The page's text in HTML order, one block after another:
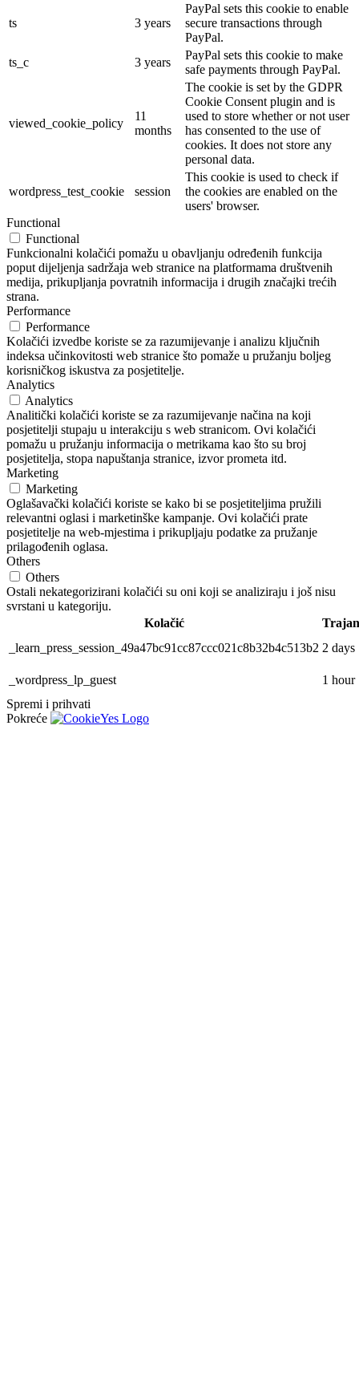
ts 3 years
PayPal sets this cookie to enable
secure transactions through
PayPal.
ts_c
3 years
PayPal sets this cookie to make
safe payments through PayPal.
viewed_cookie_policy
11
months
The cookie is set by the GDPR
Cookie Consent plugin and is
used to store whether or not user
has consented to the use of
cookies. It does not store any
personal data.
wordpress_test_cookie session
This cookie is used to check if
the cookies are enabled on the
users' browser.
Functional
Functional
Funkcionalni kolačići pomažu u obavljanju određenih funkcija
poput dijeljenja sadržaja web stranice na platformama društvenih
medija, prikupljanja povratnih informacija i drugih značajki trećih
strana.
Performance
Performance
Kolačići izvedbe koriste se za razumijevanje i analizu ključnih
indeksa učinkovitosti web stranice što pomaže u pružanju boljeg
korisničkog iskustva za posjetitelje.
Analytics
Analytics
Analitički kolačići koriste se za razumijevanje načina na koji
posjetitelji stupaju u interakciju s web stranicom. Ovi kolačići
pomažu u pružanju informacija o metrikama kao što su broj
posjetitelja, stopa napuštanja stranice, izvor prometa itd.
Marketing
Marketing
Oglašavački kolačići koriste se kako bi se posjetiteljima pružili
relevantni oglasi i marketinške kampanje. Ovi kolačići prate
posjetitelje na web-mjestima i prikupljaju podatke za pružanje
prilagođenih oglasa.
Others
Others
Ostali nekategorizirani kolačići su oni koji se analiziraju i još nisu
svrstani u kategoriju.
Kolačić
_learn_press_session_49a47bc91cc87ccc021c8b32b4c513b2 2 days
_wordpress_lp_guest
1 hour
Spremi i prihvati
Pokreće